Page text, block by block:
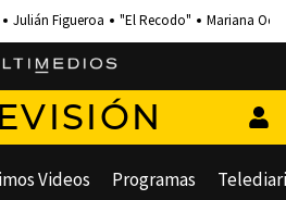
Julián Figueroa "El Recodo" Mariana
Videos Programas